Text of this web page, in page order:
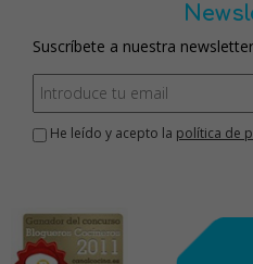
Suscríbete a nuestra
He leído y acepto la política de